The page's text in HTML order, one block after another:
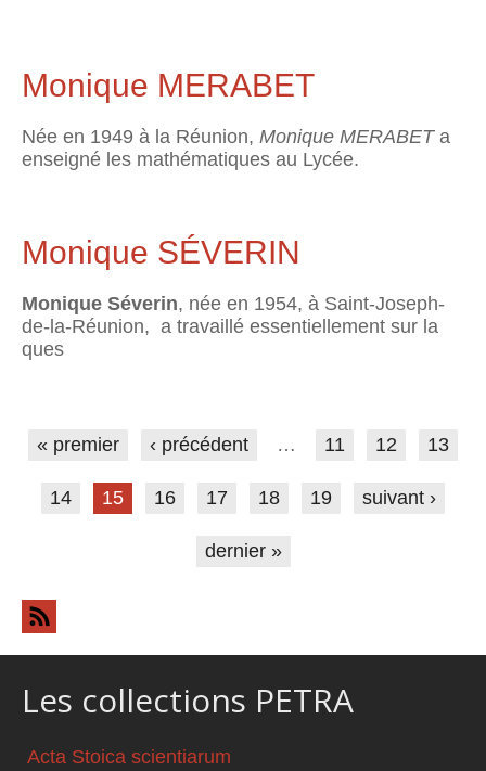
Monique MERABET
Née en 1949 à la Réunion, Monique MERABETa
enseigné les mathématiques au Lycée.
Monique SÉVERIN
Monique Séverin, née en 1954, à Saint-Joseph-
de-la-Réunion, a travaillé essentiellement sur la
ques
Pages
« premier ‹ précédent … 11 12 13
14 15 16 17 18 19 suivant ›
dernier »
Les collections PETRA
Acta Stoica scientiarum